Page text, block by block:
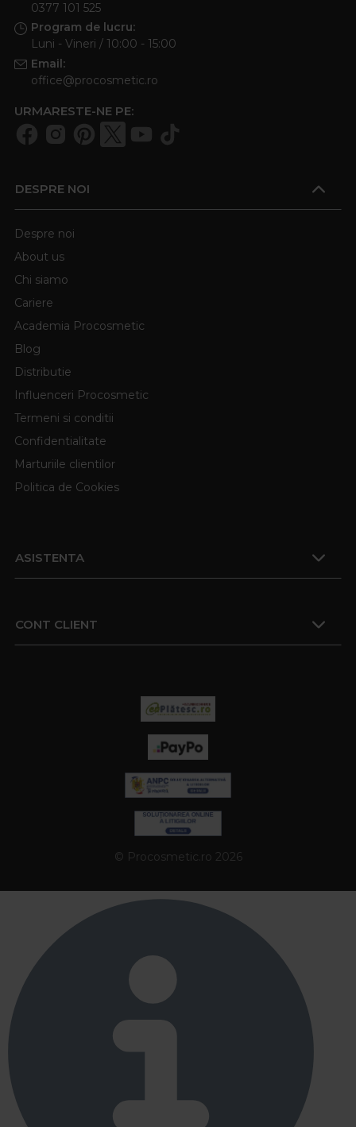
0377 101 525
Program de lucru:
Luni - Vineri / 10:00 - 15:00
Email:
office@procosmetic.ro
URMARESTE-NE PE:
DESPRE NOI
Despre noi
About us
Chi siamo
Cariere
Academia Procosmetic
Blog
Distributie
Influenceri Procosmetic
Termeni si conditii
Confidentialitate
Marturiile clientilor
Politica de Cookies
ASISTENTA
CONT CLIENT
© Procosmetic.ro 2026